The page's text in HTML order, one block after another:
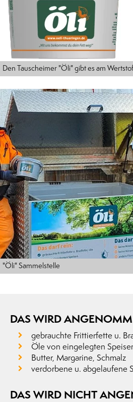
Den Tauscheimer "Öli" gibt es am
"Öli" Sammelstelle
DAS WIRD
gebrauchte Frittierfette u.
Öle von eingelegten
Butter, Margarine, Schmalz
verdorbene u. abgelaufene
DAS WIRD NICHT